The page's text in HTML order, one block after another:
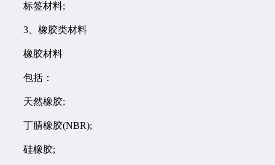
标签材料;
3、橡胶类材料
橡胶材料
包括：
天然橡胶;
丁腈橡胶(NBR);
硅橡胶;